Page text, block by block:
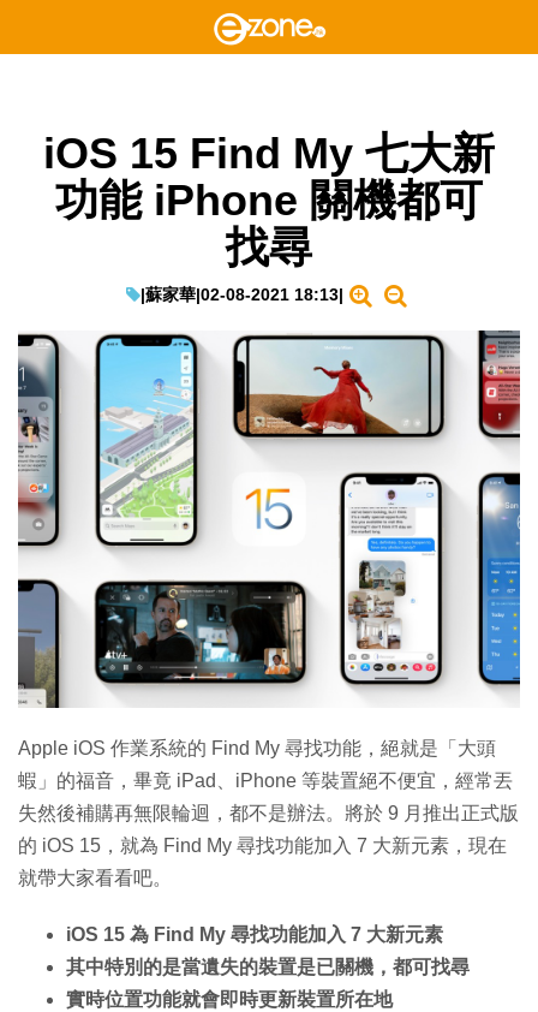
iOS 15 Find My 七大新
功能 iPhone 關機都可
找尋
|蘇家華|02-08-2021 18:13|
Apple iOS 作業系統的 Find My 尋找功能，絕就是「大頭
蝦」的福音，畢竟 iPad、iPhone 等裝置絕不便宜，經常丟
失然後補購再無限輪迴，都不是辦法。將於 9 月推出正式版
的 iOS 15，就為 Find My 尋找功能加入 7 大新元素，現在
就帶大家看看吧。
iOS 15 為 Find My 尋找功能加入 7 大新元素
其中特別的是當遺失的裝置是已關機，都可找尋
實時位置功能就會即時更新裝置所在地